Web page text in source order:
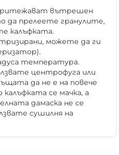
вътрешен
да прелеете гранулите,
калъфката.
можете да ги
температура.
центрофуга или
да не е на повече
се мачка, а
дамаска не се
сушилня на